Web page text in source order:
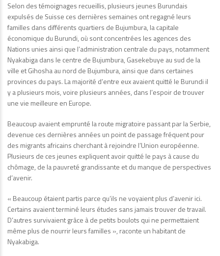
Selon des témoignages recueillis, plusieurs jeunes Burundais
expulsés de Suisse ces dernières semaines ont regagné leurs
familles dans différents quartiers de Bujumbura, la capitale
économique du Burundi, où sont concentrées les agences des
Nations unies ainsi que l’administration centrale du pays, notamment
Nyakabiga dans le centre de Bujumbura, Gasekebuye au sud de la
ville et Gihosha au nord de Bujumbura, ainsi que dans certaines
provinces du pays. La majorité d’entre eux avaient quitté le Burundi il
y a plusieurs mois, voire plusieurs années, dans l’espoir de trouver
une vie meilleure en Europe.
Beaucoup avaient emprunté la route migratoire passant par la Serbie,
devenue ces dernières années un point de passage fréquent pour
des migrants africains cherchant à rejoindre l’Union européenne.
Plusieurs de ces jeunes expliquent avoir quitté le pays à cause du
chômage, de la pauvreté grandissante et du manque de perspectives
d’avenir.
« Beaucoup étaient partis parce qu’ils ne voyaient plus d’avenir ici.
Certains avaient terminé leurs études sans jamais trouver de travail.
D’autres survivaient grâce à de petits boulots qui ne permettaient
même plus de nourrir leurs familles », raconte un habitant de
Nyakabiga.